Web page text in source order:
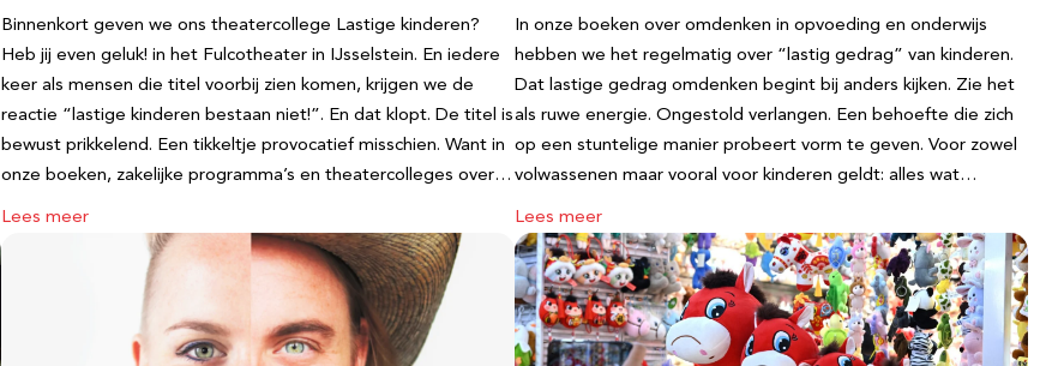
Binnenkort geven we ons theatercollege Lastige kinderen?
Heb jij even geluk! in het Fulcotheater in IJsselstein. En iedere
keer als mensen die titel voorbij zien komen, krijgen we de
reactie “lastige kinderen bestaan niet!”. En dat klopt. De titel is
bewust prikkelend. Een tikkeltje provocatief misschien. Want in
onze boeken, zakelijke programma’s en theatercolleges over…
Lees meer
In onze boeken over omdenken in opvoeding en onderwijs
hebben we het regelmatig over “lastig gedrag” van kinderen.
Dat lastige gedrag omdenken begint bij anders kijken. Zie het
als ruwe energie. Ongestold verlangen. Een behoefte die zich
op een stuntelige manier probeert vorm te geven. Voor zowel
volwassenen maar vooral voor kinderen geldt: alles wat…
Lees meer